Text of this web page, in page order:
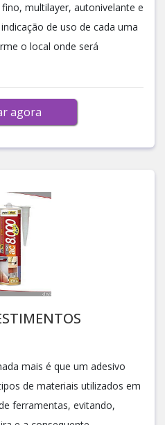
multilayer, autonivelante e
de uso de cada uma
o local onde será
agora
mais é que um adesivo
de materiais utilizados em
ferramentas, evitando,